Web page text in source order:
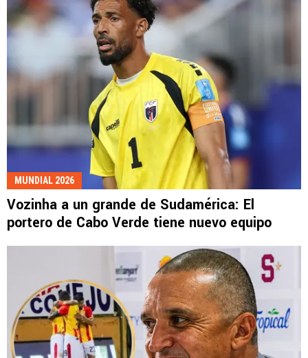
MUNDIAL 2026
Vozinha a un grande de Sudamérica: El
portero de Cabo Verde tiene nuevo equipo